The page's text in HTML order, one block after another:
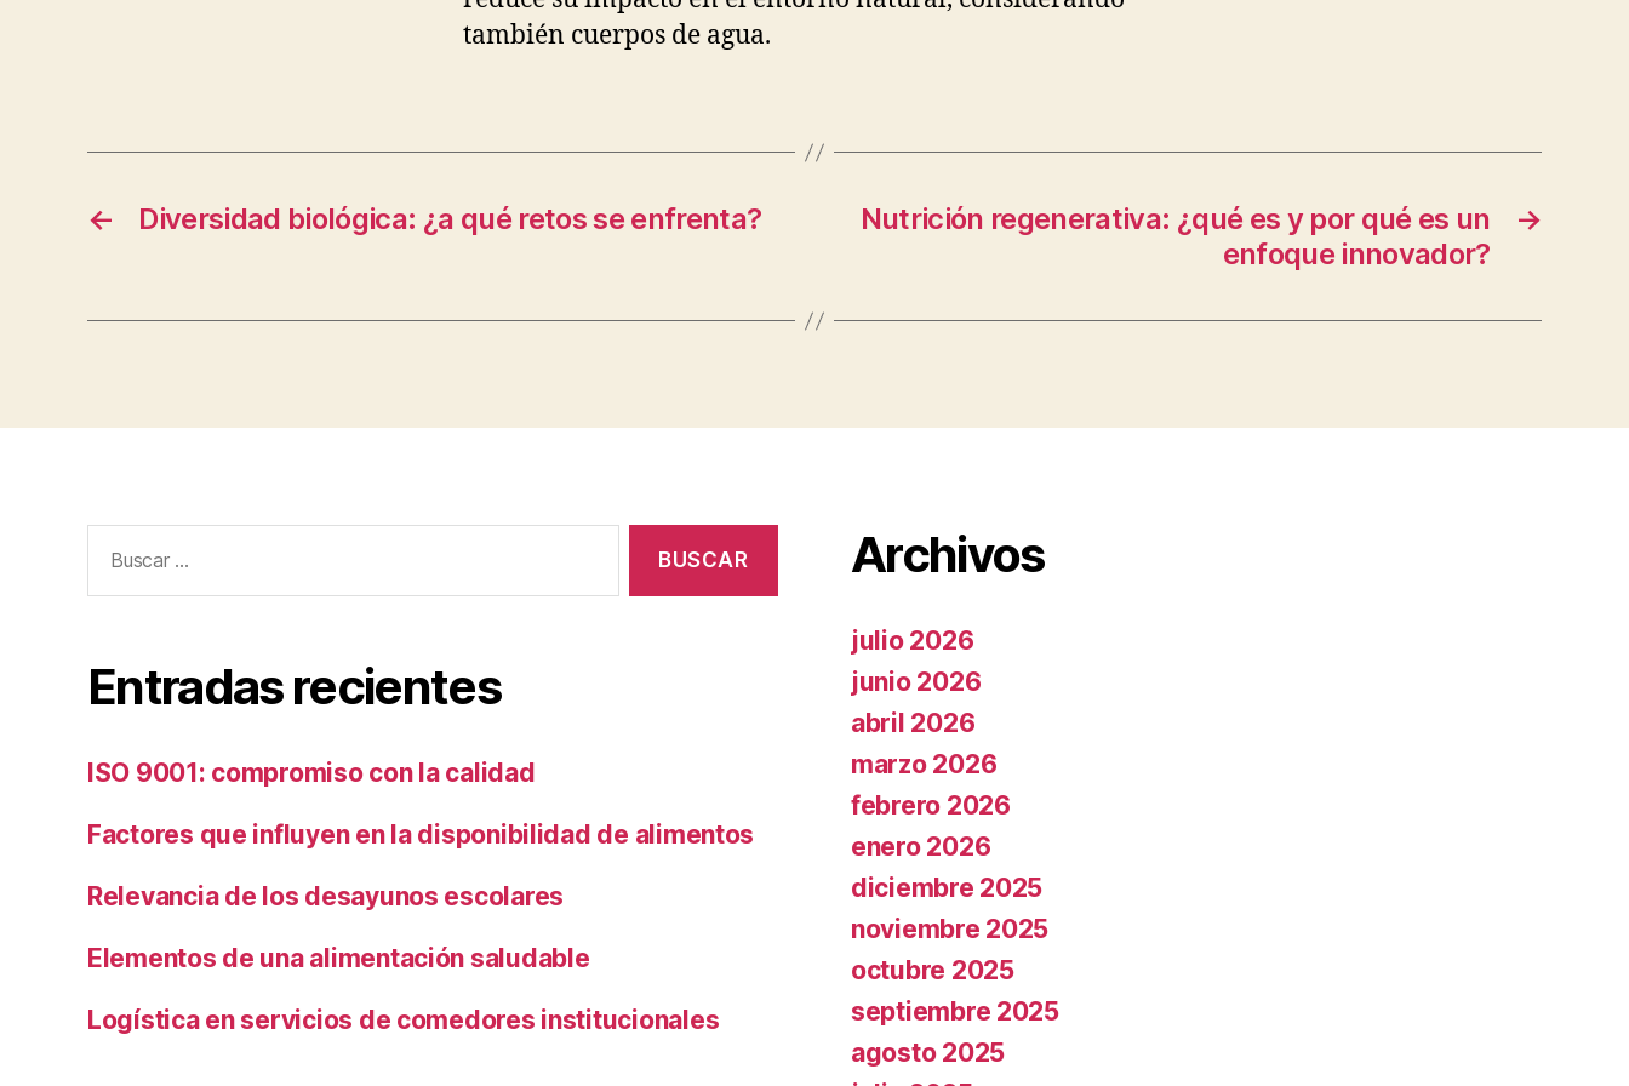
también cuerpos de agua.
← Diversidad biológica: ¿a qué retos se enfrenta? →
Nutrición regenerativa: ¿qué es y por qué es un
enfoque innovador?
Entradas recientes
ISO 9001: compromiso con la calidad
Factores que influyen en la disponibilidad de alimentos
Relevancia de los desayunos escolares
Elementos de una alimentación saludable
Logística en servicios de comedores institucionales
Archivos
julio 2026
junio 2026
abril 2026
marzo 2026
febrero 2026
enero 2026
diciembre 2025
noviembre 2025
octubre 2025
septiembre 2025
agosto 2025